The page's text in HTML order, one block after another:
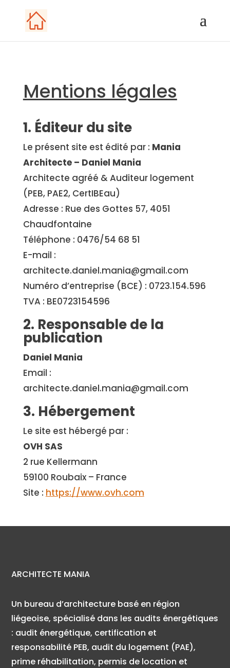
Mentions légales
1. Éditeur du site
Le présent site est édité par : Mania
Architecte – Daniel Mania
Architecte agréé & Auditeur logement
(PEB, PAE2, CertIBEau)
Adresse : Rue des Gottes 57, 4051
Chaudfontaine
Téléphone : 0476/54 68 51
E-mail :
architecte.daniel.mania@gmail.com
Numéro d’entreprise (BCE) : 0723.154.596
TVA : BE0723154596
2. Responsable de la
publication
Daniel Mania
Email :
architecte.daniel.mania@gmail.com
3. Hébergement
Le site est hébergé par :
OVH SAS
2 rue Kellermann
59100 Roubaix – France
Site : https://www.ovh.com
ARCHITECTE MANIA
Un bureau d’architecture basé en région
liégeoise, spécialisé dans les audits énergétiques
: audit énergétique, certification et
responsabilité PEB, audit du logement (PAE),
prime réhabilitation, permis de location et